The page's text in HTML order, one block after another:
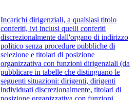
Incarichi dirigenziali, a qualsiasi titolo
conferiti, ivi inclusi quelli conferiti
discrezionalmente dall'organo di indirizzo
politico senza procedure pubbliche di
selezione e titolari di posizione
organizzativa con funzioni dirigenziali (da
pubblicare in tabelle che distinguano le
seguenti situazioni: dirigenti, dirigenti
individuati discrezionalmente, titolari di